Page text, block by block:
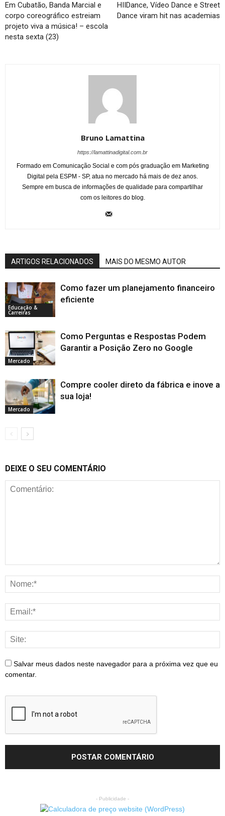
Em Cubatão, Banda Marcial e
corpo coreográfico estreiam
projeto viva a música! – escola
nesta sexta (23)
HIIDance, Vídeo Dance e Street
Dance viram hit nas academias
Bruno Lamattina
https://lamattinadigital.com.br
Formado em Comunicação Social e com pós graduação em Marketing
Digital pela ESPM - SP, atua no mercado há mais de dez anos.
Sempre em busca de informações de qualidade para compartilhar
com os leitores do blog.
ARTIGOS RELACIONADOS MAIS DO MESMO AUTOR
Educação &
Carreiras
Como fazer um planejamento financeiro
eficiente
Mercado
Como Perguntas e Respostas Podem
Garantir a Posição Zero no Google
Mercado
Compre cooler direto da fábrica e inove a
sua loja!
DEIXE O SEU COMENTÁRIO
Salvar meus dados neste navegador para a próxima vez que eu
comentar.
- Publicidade -